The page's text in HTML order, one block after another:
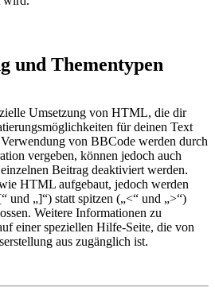
und Thementypen
Umsetzung von HTML, die dir
für deinen Text
von BBCode werden durch
vergeben, können jedoch auch
Beitrag deaktiviert werden.
HTML aufgebaut, jedoch werden
und „]“) statt spitzen („<“ und „>“)
Weitere Informationen zu
einer speziellen Hilfe-Seite, die von
aus zugänglich ist.